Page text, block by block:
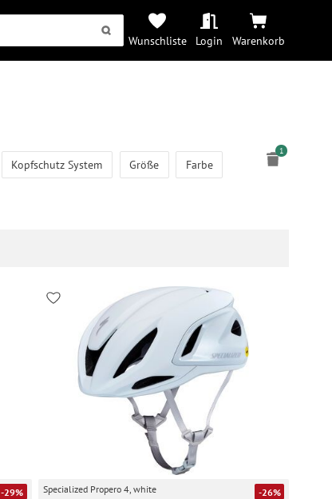
Wunschliste Login Warenkorb
Kopfschutz System Größe Farbe
1
-29%
Specialized Propero 4, white
-26%